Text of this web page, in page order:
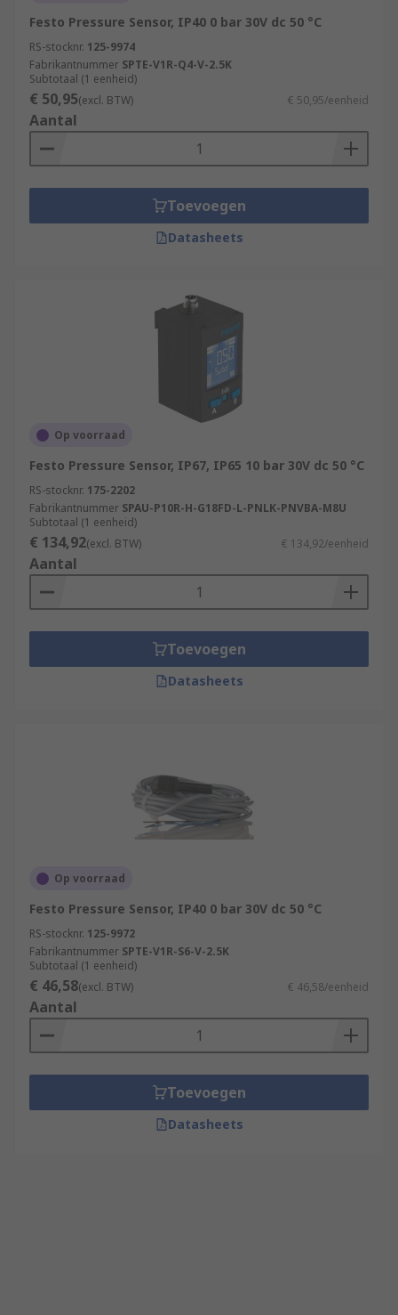
Festo Pressure Sensor, IP40 0 bar 30V dc 50 °C
RS-stocknr. 125-9974
Fabrikantnummer SPTE-V1R-Q4-V-2.5K
Subtotaal (1 eenheid)
€ 50,95(excl. BTW) € 50,95/eenheid
Aantal
Toevoegen
Datasheets
Op voorraad
Festo Pressure Sensor, IP67, IP65 10 bar 30V dc 50 °C
RS-stocknr. 175-2202
Fabrikantnummer SPAU-P10R-H-G18FD-L-PNLK-PNVBA-M8U
Subtotaal (1 eenheid)
€ 134,92(excl. BTW) € 134,92/eenheid
Aantal
Toevoegen
Datasheets
Op voorraad
Festo Pressure Sensor, IP40 0 bar 30V dc 50 °C
RS-stocknr. 125-9972
Fabrikantnummer SPTE-V1R-S6-V-2.5K
Subtotaal (1 eenheid)
€ 46,58(excl. BTW) € 46,58/eenheid
Aantal
Toevoegen
Datasheets